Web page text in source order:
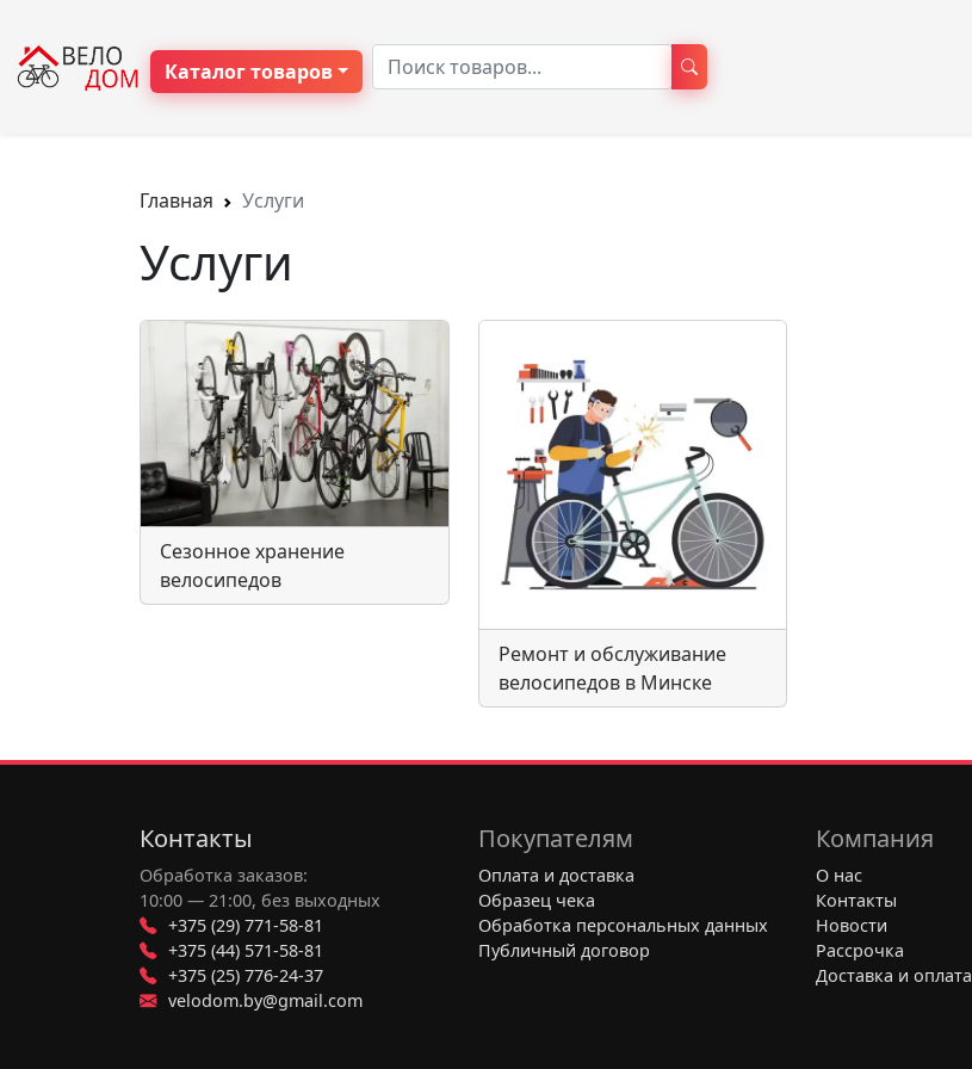
Каталог товаров
Главная Услуги
Услуги
Сезонное хранение
велосипедов
Ремонт и обслуживание
велосипедов в Минске
Контакты
Обработка заказов:
10:00 — 21:00, без выходных
+375 (29) 771-58-81
+375 (44) 571-58-81
+375 (25) 776-24-37
velodom.by@gmail.com
Покупателям
Оплата и доставка
Образец чека
Обработка персональных данных
Публичный договор
Компания
О нас
Контакты
Новости
Рассрочка
Доставка и оплата